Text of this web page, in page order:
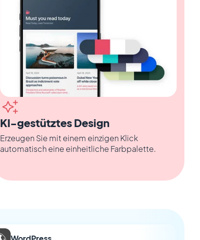
KI-gestütztes Design
Erzeugen Sie mit einem einzigen Klick
automatisch eine einheitliche Farbpalette.